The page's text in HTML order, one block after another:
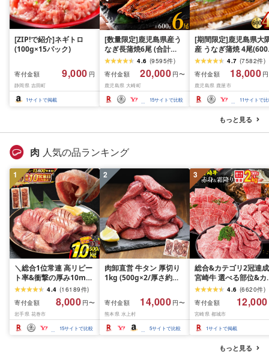
[ZIP!で紹介]ネギトロ
(100g×15パック)
寄付金額 9,000 円
静岡県 吉田町
1サイトで掲載
[数量限定]鹿児島県産う
なぎ長蒲焼6尾 (合計
600g以上)4.6 (9595件)
寄付金額
20,000 円〜
鹿児島県 大崎町
15サイトで比較
[期間限定]鹿児島県大
産 うなぎ蒲焼 4尾
KN007-004-04-cp18
なぎ 鰻 魚 惣菜 総菜
4.7 (7582件)
寄付金額
18,000
鹿児島県 鹿屋市
11サイトで
もっと見る
肉 人気の品ランキング
1
＼総合1位常連 高リピー
ト率&衝撃の厚み10mm
厚切り牛タン 塩味/ ≪ス
ピード発送!!10営業日以
内発送≫ 選べる内容量
500g / 1kg 定期便 毎月
届く 牛肉 肉 BBQ ふるさ
と 人気 ランキング 岩手
4.4 (16189件)
寄付金額
8,000 円〜
岩手県 花巻市
15サイトで比較
2
肉卸直営 牛タン 厚切り
1kg (500g×2/厚さ約
牛肉 焼肉 冷凍 スライス
業務用 バーベキュー
BBQ おつまみ ギフト お
祝い お中元 夏ギフト
寄付金額 14,000 円〜
熊本県 水上村
5サイトで比較
3
総合&カテゴリ2冠達
宮崎牛 選べる部位&カ
ト (赤身&霜降り)or(赤
のみ) 500g 1kg 2kg[
送時期が選べる] 牛肉
肉 すき焼き しゃぶし
ぶ ステーキ ギフト お
SKU-N203 [宮崎県都
4.6 (6620件)
寄付金額
12,000
宮崎県 都城市
1サイトで掲載
もっと見る